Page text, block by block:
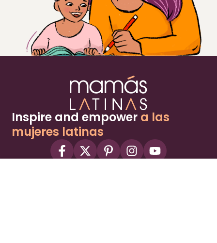
Inspire and empower a las
mujeres latinas